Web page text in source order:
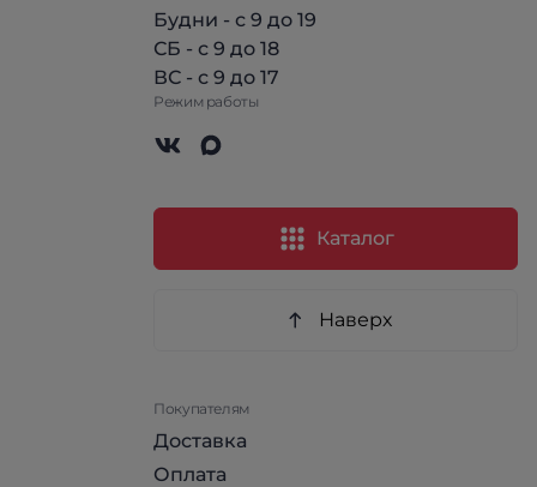
Будни - с 9 до 19
СБ - с 9 до 18
ВС - с 9 до 17
Режим работы
Каталог
Наверх
Покупателям
Доставка
Оплата